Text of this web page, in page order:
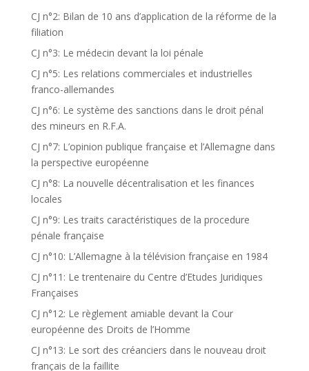
CJ n°2: Bilan de 10 ans d’application de la réforme de la
filiation
CJ n°3: Le médecin devant la loi pénale
CJ n°5: Les relations commerciales et industrielles
franco-allemandes
CJ n°6: Le système des sanctions dans le droit pénal
des mineurs en R.F.A.
CJ n°7: L’opinion publique française et l’Allemagne dans
la perspective européenne
CJ n°8: La nouvelle décentralisation et les finances
locales
CJ n°9: Les traits caractéristiques de la procedure
pénale française
CJ n°10: L’Allemagne à la télévision française en 1984
CJ n°11: Le trentenaire du Centre d’Etudes Juridiques
Françaises
CJ n°12: Le règlement amiable devant la Cour
européenne des Droits de l’Homme
CJ n°13: Le sort des créanciers dans le nouveau droit
français de la faillite